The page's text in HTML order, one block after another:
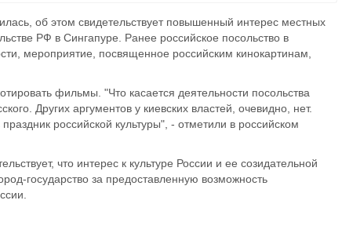
об этом свидетельствует повышенный интерес местных
РФ в Сингапуре. Ранее российское посольство в
мероприятие, посвященное российским кинокартинам,
фильмы. "Что касается деятельности посольства
Других аргументов у киевских властей, очевидно, нет.
российской культуры", - отметили в российском
что интерес к культуре России и ее созидательной
государство за предоставленную возможность